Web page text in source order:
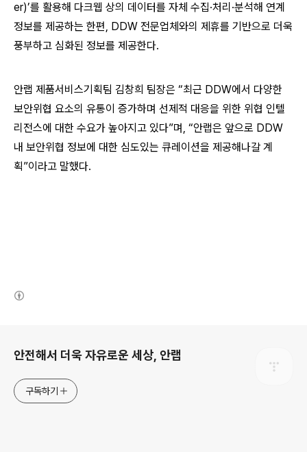
er)’를 활용해 다크웹 상의 데이터를 자체 수집·처리·분석해 연계
정보를 제공하는 한편, DDW 전문업체와의 제휴를 기반으로 더욱
풍부하고 심화된 정보를 제공한다.
안랩 제품서비스기획팀 김창희 팀장은 “최근 DDW에서 다양한
보안위협 요소의 유통이 증가하며 선제적 대응을 위한 위협 인텔
리전스에 대한 수요가 높아지고 있다”며, “안랩은 앞으로 DDW
내 보안위협 정보에 대한 심도있는 큐레이션을 제공해나갈 계
획”이라고 말했다.
안전해서 더욱 자유로운 세상, 안랩
구독하기